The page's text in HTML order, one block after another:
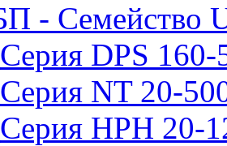
- Семейство
Серия DPS
Серия NT 20-
Серия HPH 20-